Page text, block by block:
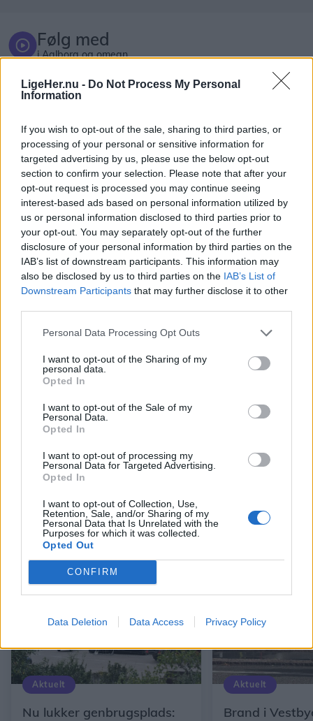
LigeHer.nu - Do Not Process My Personal
Information
If you wish to opt-out of the sale, sharing to third parties, or
processing of your personal or sensitive information for
targeted advertising by us, please use the below opt-out
section to confirm your selection. Please note that after your
opt-out request is processed you may continue seeing
interest-based ads based on personal information utilized by
us or personal information disclosed to third parties prior to
your opt-out. You may separately opt-out of the further
disclosure of your personal information by third parties on the
IAB’s list of downstream participants. This information may
also be disclosed by us to third parties on the IAB’s List of
Downstream Participants that may further disclose it to other
Personal Data Processing Opt Outs
I want to opt-out of the Sharing of my
personal data.
Opted In
I want to opt-out of the Sale of my
Personal Data.
Opted In
I want to opt-out of processing my
Personal Data for Targeted Advertising.
Opted In
I want to opt-out of Collection, Use,
Retention, Sale, and/or Sharing of my
Personal Data that Is Unrelated with the
Purposes for which it was collected.
Opted Out
CONFIRM
Data Deletion Data Access Privacy Policy
Følg med
i Aalborg og omegn
Himlen eksploderede over Tall Ships
Endnu et
Andre læser også
Aktuelt
Nu lukker genbrugsplads:
Aktuelt
Brand i